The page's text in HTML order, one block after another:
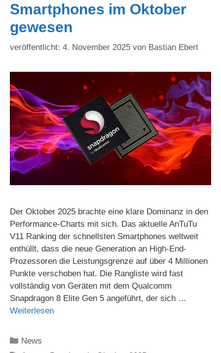
Smartphones im Oktober
gewesen
4. November 2025 von Bastian Ebert
Der Oktober 2025 brachte eine klare Dominanz in den
Performance-Charts mit sich. Das aktuelle AnTuTu
V11 Ranking der schnellsten Smartphones weltweit
enthüllt, dass die neue Generation an High-End-
Prozessoren die Leistungsgrenze auf über 4 Millionen
Punkte verschoben hat. Die Rangliste wird fast
vollständig von Geräten mit dem Qualcomm
Snapdragon 8 Elite Gen 5 angeführt, der sich …
Weiterlesen
Kategorien
News